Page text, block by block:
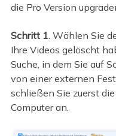
die Pro Version
Schritt 1 . Wählen Sie
Ihre Videos gelöscht
Suche, in dem Sie auf
von einer externen
schließen Sie zuerst
Computer an.